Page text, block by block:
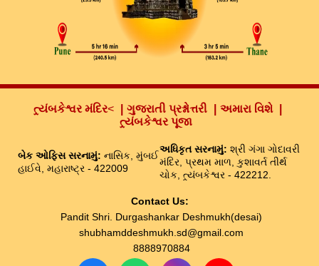
ત્ર્યંબકેશ્વર મંદિર< ગુજરાતી પ્રશ્નોત્તરી
અમારા વિશે
ત્ર્યંબકેશ્વર પૂજા
બેક ઓફિસ સરનામું: નાસિક, મુંબઈ
હાઈવે, મહારાષ્ટ્ર - 422009
અધિકૃત સરનામું: શ્રી ગંગા ગોદાવરી
મંદિર, પ્રથમ માળ, કુશાવર્ત તીર્થ
ચોક, ત્ર્યંબકેશ્વર - 422212.
Contact Us:
Pandit Shri. Durgashankar Deshmukh(desai)
shubhamddeshmukh.sd@gmail.com
8888970884